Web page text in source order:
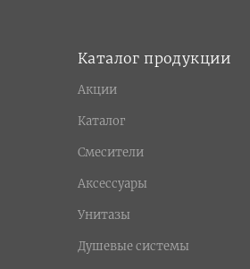
Каталог продукции
Акции
Каталог
Смесители
Аксессуары
Унитазы
Душевые системы